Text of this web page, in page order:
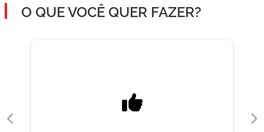
O QUE VOCÊ QUER FAZER?